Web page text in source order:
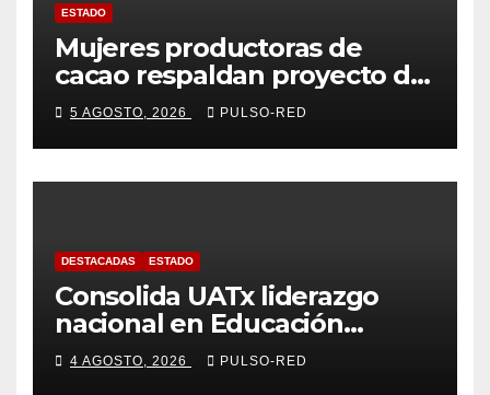
ESTADO
Mujeres productoras de
cacao respaldan proyecto de
Alfonso Sánchez García
rumbo a la Coordinación
Estatal de Morena
5 AGOSTO, 2026 PULSO-RED
DESTACADAS ESTADO
Consolida UATx liderazgo
nacional en Educación
Especial, Gerontología y
Ciencias de la Familia
4 AGOSTO, 2026 PULSO-RED